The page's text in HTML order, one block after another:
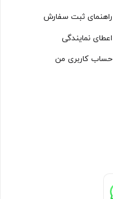
راهنمای ثبت سفارش
اعطای نمایندگی
حساب کاربری من